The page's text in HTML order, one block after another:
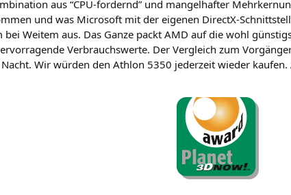
aus “CPU-for­dernd” und man­gel­haf­ter
und was Micro­soft mit der eige­nen DirectX-
Wei­tem aus. Das Gan­ze packt AMD auf die wohl
Ver­brauchs­wer­te. Der Ver­gleich zum
Wir wür­den den Ath­lon 5350 jeder­zeit wie­der